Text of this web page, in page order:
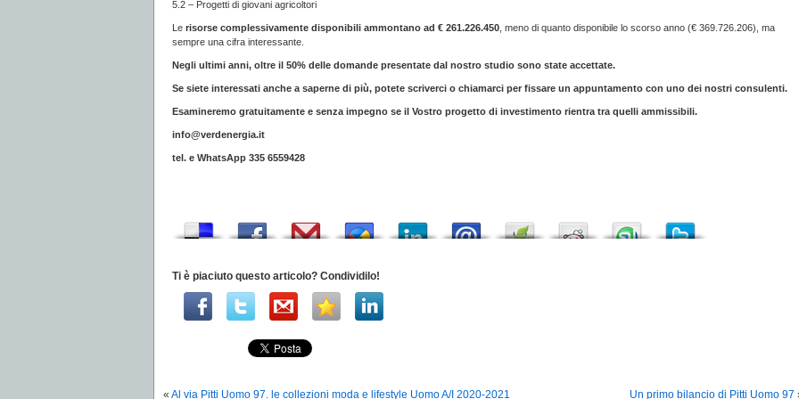
5.2 – Progetti di giovani agricoltori
Le risorse complessivamente disponibili ammontano ad € 261.226.450 , meno di quanto disponibile lo scorso anno (€ 369.726.206), ma
sempre una cifra interessante.
Negli ultimi anni, oltre il 50% delle domande presentate dal nostro studio sono state accettate.
Se siete interessati anche a saperne di più, potete scriverci o chiamarci per fissare un appuntamento con uno dei nostri consulenti.
Esamineremo gratuitamente e senza impegno se il Vostro progetto di investimento rientra tra quelli ammissibili.
info@verdenergia.it
tel. e WhatsApp 335 6559428
Ti è piaciuto questo articolo? Condividilo!
« Al via Pitti Uomo 97. le collezioni moda e lifestyle Uomo A/I 2020-2021 Un primo bilancio di Pitti Uomo 97